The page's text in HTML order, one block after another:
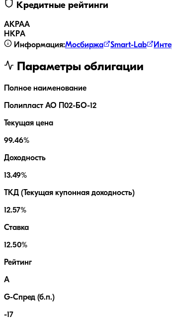
Кредитные рейтинги
АКРАA
НКРA
Информация:Мосбиржа Smart-Lab
Параметры облигации
Полное наименование
Полипласт АО П02-БО-12
Текущая цена
99.46%
Доходность
13.49%
ТКД (Текущая купонная доходность)
12.57%
Ставка
12.50%
Рейтинг
A
G-Спред (б.п.)
-17